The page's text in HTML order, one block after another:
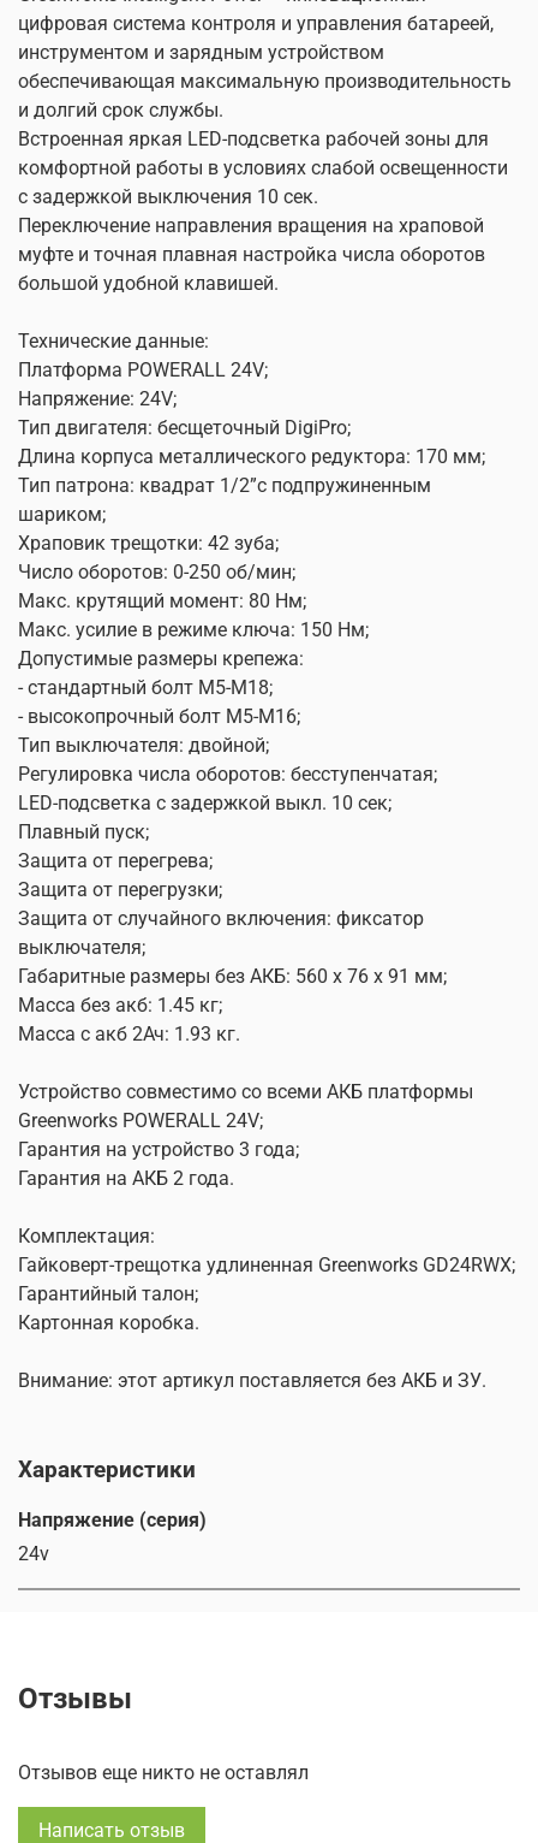
цифровая система контроля и управления батареей,
инструментом и зарядным устройством
обеспечивающая максимальную производительность
и долгий срок службы.
Встроенная яркая LED-подсветка рабочей зоны для
комфортной работы в условиях слабой освещенности
с задержкой выключения 10 сек.
Переключение направления вращения на храповой
муфте и точная плавная настройка числа оборотов
большой удобной клавишей.
Технические данные:
Платформа POWERALL 24V;
Напряжение: 24V;
Тип двигателя: бесщеточный DigiPro;
Длина корпуса металлического редуктора: 170 мм;
Тип патрона: квадрат 1/2”с подпружиненным
шариком;
Храповик трещотки: 42 зуба;
Число оборотов: 0-250 об/мин;
Макс. крутящий момент: 80 Нм;
Макс. усилие в режиме ключа: 150 Нм;
Допустимые размеры крепежа:
- стандартный болт М5-М18;
- высокопрочный болт М5-М16;
Тип выключателя: двойной;
Регулировка числа оборотов: бесступенчатая;
LED-подсветка с задержкой выкл. 10 сек;
Плавный пуск;
Защита от перегрева;
Защита от перегрузки;
Защита от случайного включения: фиксатор
выключателя;
Габаритные размеры без АКБ: 560 x 76 x 91 мм;
Масса без акб: 1.45 кг;
Масса с акб 2Ач: 1.93 кг.
Устройство совместимо со всеми АКБ платформы
Greenworks POWERALL 24V;
Гарантия на устройство 3 года;
Гарантия на АКБ 2 года.
Комплектация:
Гайковерт-трещотка удлиненная Greenworks GD24RWX;
Гарантийный талон;
Картонная коробка.
Внимание: этот артикул поставляется без АКБ и ЗУ.
Характеристики
Напряжение (серия)
24v
Отзывы
Отзывов еще никто не оставлял
Написать отзыв